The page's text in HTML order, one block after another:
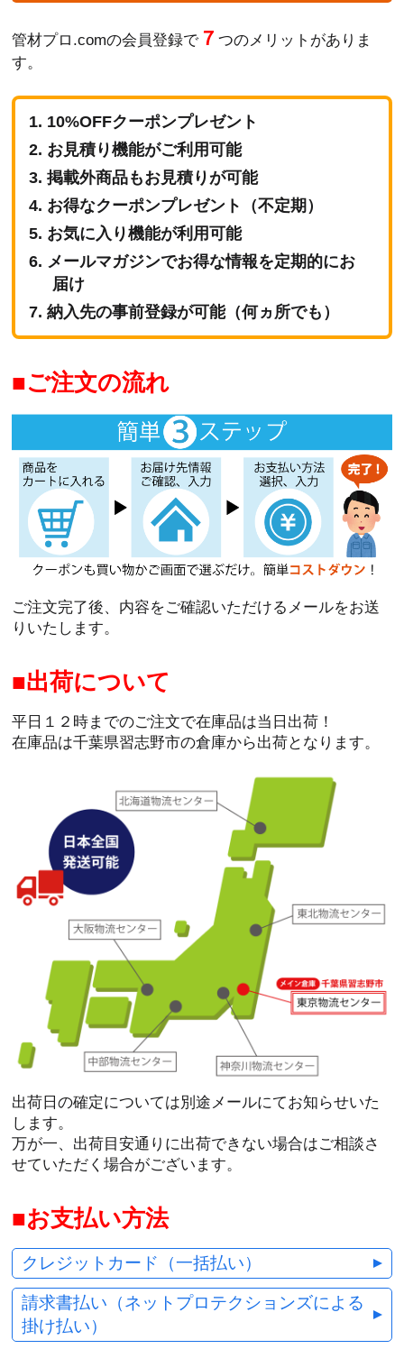
管材プロ.comの会員登録で ７つのメリットがありま
す。
10%OFFクーポンプレゼント
お見積り機能がご利用可能
掲載外商品もお見積りが可能
お得なクーポンプレゼント（不定期）
お気に入り機能が利用可能
メールマガジンでお得な情報を定期的にお
届け
納入先の事前登録が可能（何ヵ所でも）
ご注文の流れ
ご注文完了後、内容をご確認いただけるメールをお送
りいたします。
出荷について
平日１２時までのご注文で在庫品は当日出荷！
在庫品は千葉県習志野市の倉庫から出荷となります。
出荷日の確定については別途メールにてお知らせいた
します。
万が一、出荷目安通りに出荷できない場合はご相談さ
せていただく場合がございます。
お支払い方法
クレジットカード（一括払い）
請求書払い（ネットプロテクションズによる
掛け払い）